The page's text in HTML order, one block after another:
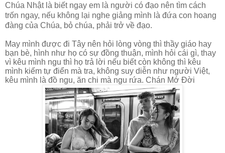
Chúa Nhật là biết ngay em là người có đạo nên tìm cách
trốn ngay, nếu không lại nghe giảng mình là đứa con hoang
đàng của Chúa, bỏ chúa, phải trở về đạo.
May mình được đi Tây nên hỏi lòng vòng thì thầy giáo hay
bạn bè, hình như họ có sự đồng thuận, mình hỏi cái gì, thay
vì kêu mình ngu thì họ trả lời nếu biết còn không thì kêu
mình kiếm tự điển mà tra, không suy diễn như người Việt,
kêu mình là đồ ngu, ăn chi mà ngu rứa. Chán Mớ Đời